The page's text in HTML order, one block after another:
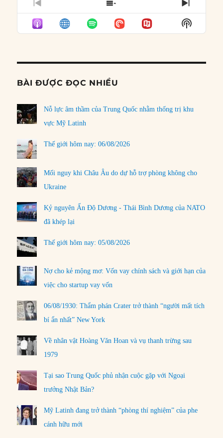
PREVIOUS
EPISODE
SHOW
EPISODES
LIST
NEXT
Show
Podcast
BÀI ĐƯỢC ĐỌC NHIỀU
Nỗ lực âm thầm của Trung Quốc nhằm thống trị khu
vực Mỹ Latinh
Thế giới hôm nay: 06/08/2026
Mối nguy khi Châu Âu do dự hỗ trợ phòng không cho
Ukraine
Kỷ nguyên Ấn Độ Dương - Thái Bình Dương của NATO
đã khép lại
Thế giới hôm nay: 05/08/2026
Nợ cho kẻ mộng mơ: Vốn vay chính sách và giới hạn của
việc cho startup vay vốn
06/08/1930: Thẩm phán Crater trở thành “người mất tích
bí ẩn nhất” New York
Về nhân vật Hoàng Văn Hoan và vụ thanh trừng sau
1979
Tại sao Trung Quốc phủ nhận cuộc gặp với Ngoại
trưởng Nhật Bản?
Mỹ Latinh đang trở thành “phòng thí nghiệm” của phe
cánh hữu mới